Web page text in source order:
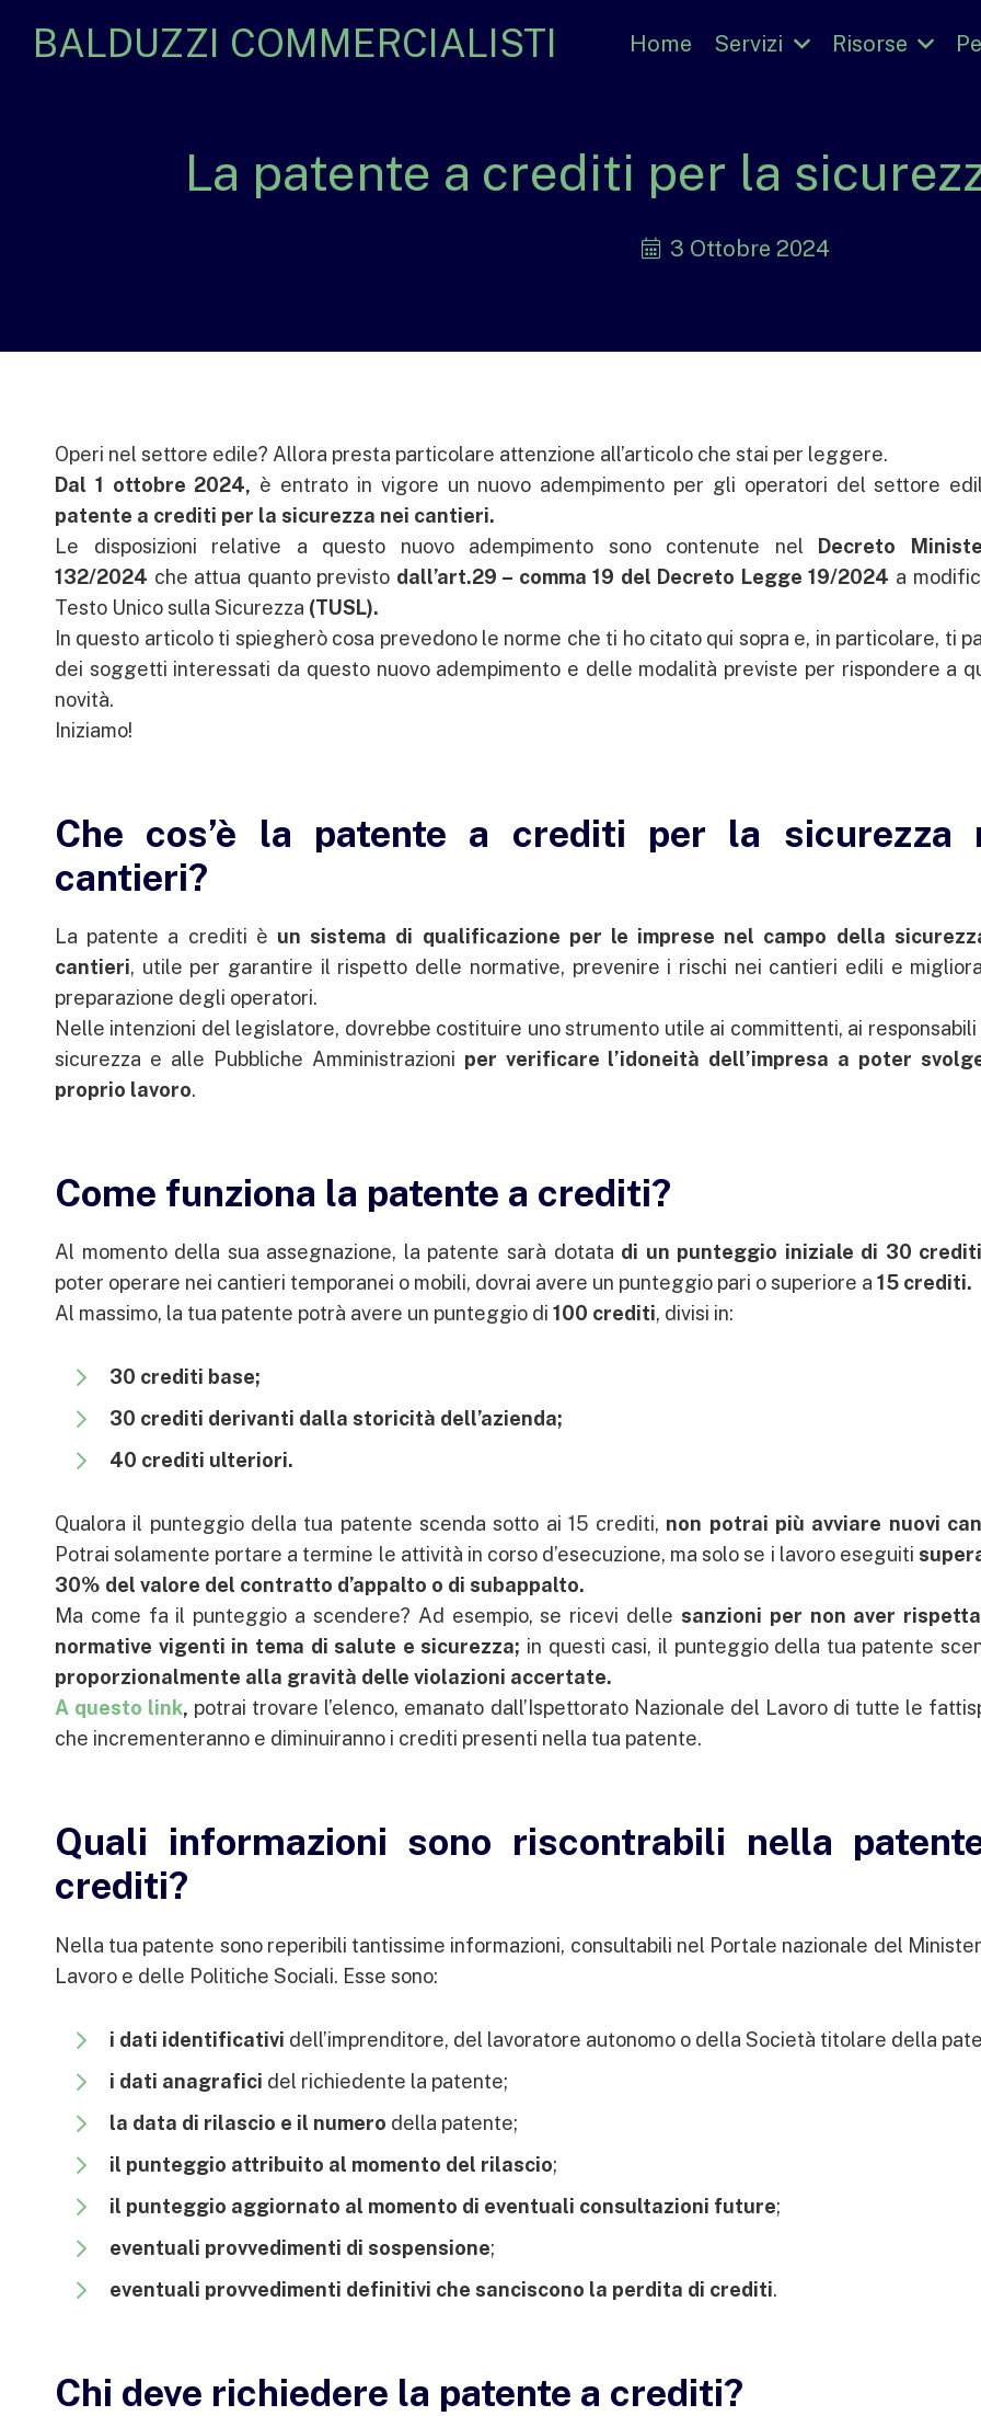
BALDUZZI COMMERCIALISTI Home Servizi Risorse
La patente a crediti per la
3 Ottobre 2024
Operi nel settore edile? Allora presta particolare attenzione all’articolo che stai per leggere.
Dal 1 ottobre 2024, è entrato in vigore un nuovo adempimento per gli operatori del settore
patente a crediti per la sicurezza nei cantieri.
Le disposizioni relative a questo nuovo adempimento sono contenute nel Decreto
132/2024 che attua quanto previsto dall’art.29 – comma 19 del Decreto Legge 19/2024 a
Testo Unico sulla Sicurezza (TUSL).
In questo articolo ti spiegherò cosa prevedono le norme che ti ho citato qui sopra e, in particolare, ti
dei soggetti interessati da questo nuovo adempimento e delle modalità previste per rispondere a
novità.
Iniziamo!
Che cos’è la patente a crediti per la sicurezza
cantieri?
La patente a crediti è un sistema di qualificazione per le imprese nel campo della
cantieri, utile per garantire il rispetto delle normative, prevenire i rischi nei cantieri edili e
preparazione degli operatori.
Nelle intenzioni del legislatore, dovrebbe costituire uno strumento utile ai committenti, ai
sicurezza e alle Pubbliche Amministrazioni per verificare l’idoneità dell’impresa a poter
proprio lavoro.
Come funziona la patente a crediti?
Al momento della sua assegnazione, la patente sarà dotata di un punteggio iniziale di 30 crediti
poter operare nei cantieri temporanei o mobili, dovrai avere un punteggio pari o superiore a 15 crediti.
Al massimo, la tua patente potrà avere un punteggio di 100 crediti, divisi in:
30 crediti base;
30 crediti derivanti dalla storicità dell’azienda;
40 crediti ulteriori.
Qualora il punteggio della tua patente scenda sotto ai 15 crediti, non potrai più avviare nuovi
Potrai solamente portare a termine le attività in corso d’esecuzione, ma solo se i lavoro eseguiti
30% del valore del contratto d’appalto o di subappalto.
Ma come fa il punteggio a scendere? Ad esempio, se ricevi delle sanzioni per non aver
normative vigenti in tema di salute e sicurezza; in questi casi, il punteggio della tua patente
proporzionalmente alla gravità delle violazioni accertate.
A questo link, potrai trovare l’elenco, emanato dall’Ispettorato Nazionale del Lavoro di tutte le
che incrementeranno e diminuiranno i crediti presenti nella tua patente.
Quali informazioni sono riscontrabili nella
crediti?
Nella tua patente sono reperibili tantissime informazioni, consultabili nel Portale nazionale del
Lavoro e delle Politiche Sociali. Esse sono:
i dati identificativi dell’imprenditore, del lavoratore autonomo o della Società titolare della
i dati anagrafici del richiedente la patente;
la data di rilascio e il numero della patente;
il punteggio attribuito al momento del rilascio;
il punteggio aggiornato al momento di eventuali consultazioni future;
eventuali provvedimenti di sospensione;
eventuali provvedimenti definitivi che sanciscono la perdita di crediti.
Chi deve richiedere la patente a crediti?